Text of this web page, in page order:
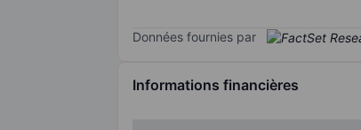
Données fournies par
Informations financières